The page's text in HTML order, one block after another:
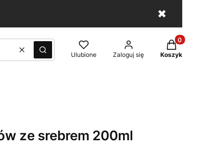
✖
WyczyśćSzukaj Ulubione Zaloguj się
Produkty w
Koszyk
ze srebrem 200ml